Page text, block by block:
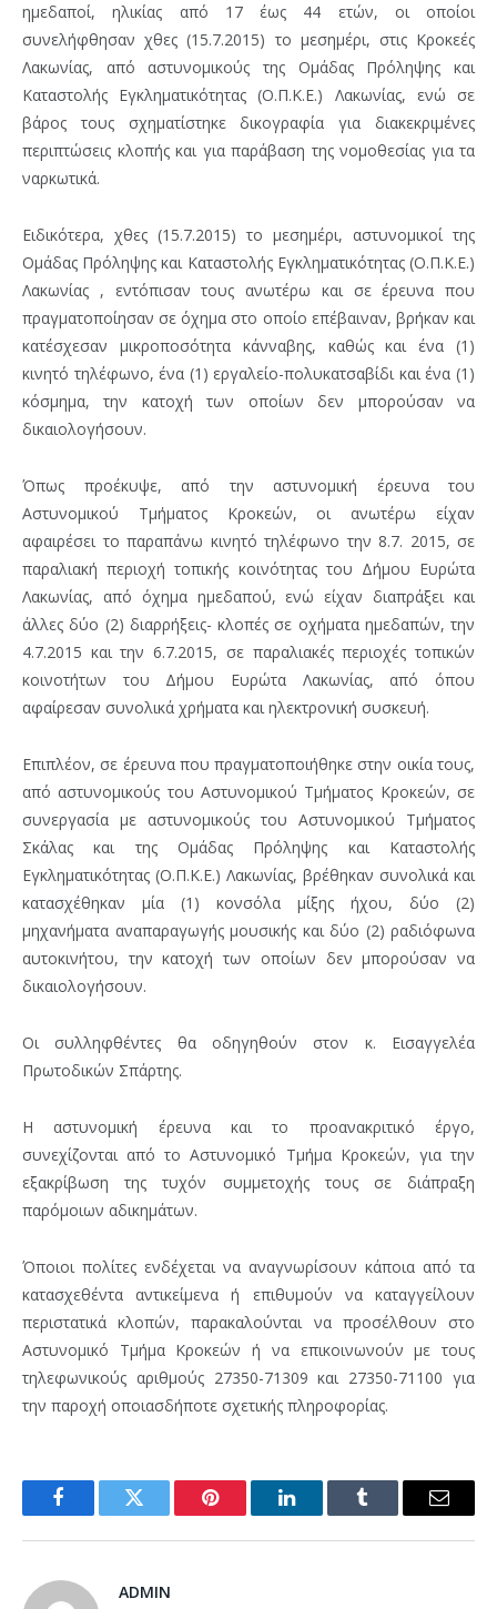
ημεδαποί, ηλικίας από 17 έως 44 ετών, οι οποίοι
συνελήφθησαν χθες (15.7.2015) το μεσημέρι, στις Κροκεές
Λακωνίας, από αστυνομικούς της Ομάδας Πρόληψης και
Καταστολής Εγκληματικότητας (Ο.Π.Κ.Ε.) Λακωνίας, ενώ σε
βάρος τους σχηματίστηκε δικογραφία για διακεκριμένες
περιπτώσεις κλοπής και για παράβαση της νομοθεσίας για τα
ναρκωτικά.
Ειδικότερα, χθες (15.7.2015) το μεσημέρι, αστυνομικοί της
Ομάδας Πρόληψης και Καταστολής Εγκληματικότητας (Ο.Π.Κ.Ε.)
Λακωνίας , εντόπισαν τους ανωτέρω και σε έρευνα που
πραγματοποίησαν σε όχημα στο οποίο επέβαιναν, βρήκαν και
κατέσχεσαν μικροποσότητα κάνναβης, καθώς και ένα (1)
κινητό τηλέφωνο, ένα (1) εργαλείο-πολυκατσαβίδι και ένα (1)
κόσμημα, την κατοχή των οποίων δεν μπορούσαν να
δικαιολογήσουν.
Όπως προέκυψε, από την αστυνομική έρευνα του
Αστυνομικού Τμήματος Κροκεών, οι ανωτέρω είχαν
αφαιρέσει το παραπάνω κινητό τηλέφωνο την 8.7. 2015, σε
παραλιακή περιοχή τοπικής κοινότητας του Δήμου Ευρώτα
Λακωνίας, από όχημα ημεδαπού, ενώ είχαν διαπράξει και
άλλες δύο (2) διαρρήξεις- κλοπές σε οχήματα ημεδαπών, την
4.7.2015 και την 6.7.2015, σε παραλιακές περιοχές τοπικών
κοινοτήτων του Δήμου Ευρώτα Λακωνίας, από όπου
αφαίρεσαν συνολικά χρήματα και ηλεκτρονική συσκευή.
Επιπλέον, σε έρευνα που πραγματοποιήθηκε στην οικία τους,
από αστυνομικούς του Αστυνομικού Τμήματος Κροκεών, σε
συνεργασία με αστυνομικούς του Αστυνομικού Τμήματος
Σκάλας και της Ομάδας Πρόληψης και Καταστολής
Εγκληματικότητας (Ο.Π.Κ.Ε.) Λακωνίας, βρέθηκαν συνολικά και
κατασχέθηκαν μία (1) κονσόλα μίξης ήχου, δύο (2)
μηχανήματα αναπαραγωγής μουσικής και δύο (2) ραδιόφωνα
αυτοκινήτου, την κατοχή των οποίων δεν μπορούσαν να
δικαιολογήσουν.
Οι συλληφθέντες θα οδηγηθούν στον κ. Εισαγγελέα
Πρωτοδικών Σπάρτης.
Η αστυνομική έρευνα και το προανακριτικό έργο,
συνεχίζονται από το Αστυνομικό Τμήμα Κροκεών, για την
εξακρίβωση της τυχόν συμμετοχής τους σε διάπραξη
παρόμοιων αδικημάτων.
Όποιοι πολίτες ενδέχεται να αναγνωρίσουν κάποια από τα
κατασχεθέντα αντικείμενα ή επιθυμούν να καταγγείλουν
περιστατικά κλοπών, παρακαλούνται να προσέλθουν στο
Αστυνομικό Τμήμα Κροκεών ή να επικοινωνούν με τους
τηλεφωνικούς αριθμούς 27350-71309 και 27350-71100 για
την παροχή οποιασδήποτε σχετικής πληροφορίας.
FacebookTwitter Pinterest LinkedInTumblr Email
ADMIN